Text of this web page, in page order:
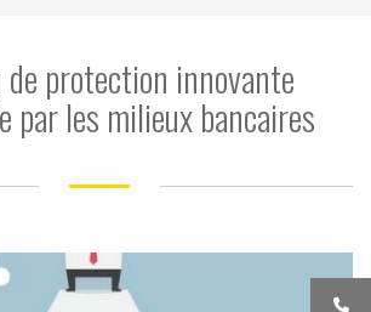
protection innovante
par les milieux bancaires